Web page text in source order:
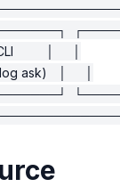
│     │
ask)   │     │